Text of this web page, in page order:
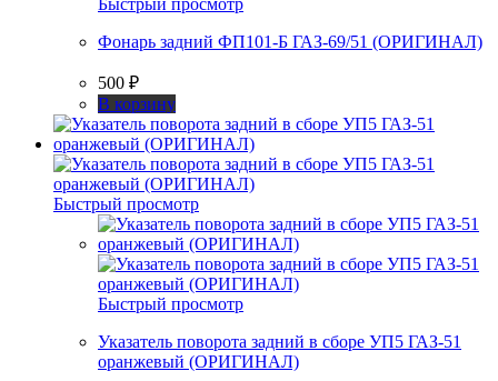
Фонарь задний ФП101-Б ГАЗ-69/51 (ОРИГИНАЛ)
500 ₽
В корзину
Быстрый просмотр
Быстрый просмотр
Указатель поворота задний в сборе УП5 ГАЗ-51
оранжевый (ОРИГИНАЛ)